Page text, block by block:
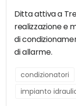
Ditta attiva a
realizzazione e
di
di allarme.
condizionatori
impianto